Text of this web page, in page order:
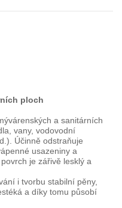
ploch
a sanitárních
vany, vodovodní
Účinně odstraňuje
usazeniny a
je zářivě lesklý a
i tvorbu stabilní pěny,
a díky tomu působí